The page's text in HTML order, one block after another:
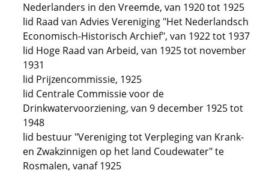
Nederlanders in den Vreemde, van 1920 tot 1925
lid Raad van Advies Vereniging "Het Nederlandsch
Economisch-Historisch Archief", van 1922 tot 1937
lid Hoge Raad van Arbeid, van 1925 tot november
1931
lid Prijzencommissie, 1925
lid Centrale Commissie voor de
Drinkwatervoorziening, van 9 december 1925 tot
1948
lid bestuur "Vereniging tot Verpleging van Krank-
en Zwakzinnigen op het land Coudewater" te
Rosmalen, vanaf 1925